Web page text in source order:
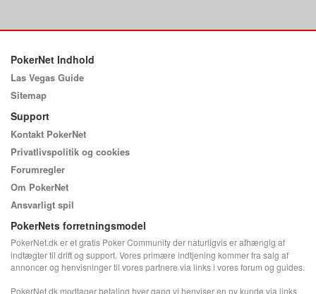
PokerNet Indhold
Las Vegas Guide
Sitemap
Support
Kontakt PokerNet
Privatlivspolitik og cookies
Forumregler
Om PokerNet
Ansvarligt spil
PokerNets forretningsmodel
PokerNet.dk er et gratis Poker Community der naturligvis er afhængig af
indtægter til drift og support. Vores primære indtjening kommer fra salg af
annoncer og henvisninger til vores partnere via links i vores forum og guides.
PokerNet.dk modtager betaling hver gang vi henviser en ny kunde via links